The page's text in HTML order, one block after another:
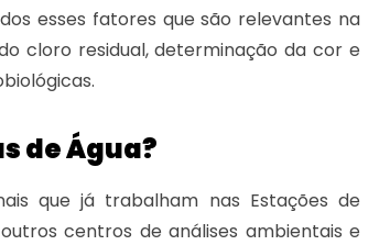
esses fatores que são relevantes na
cloro residual, determinação da cor e
de Água?
que já trabalham nas Estações de
centros de análises ambientais e